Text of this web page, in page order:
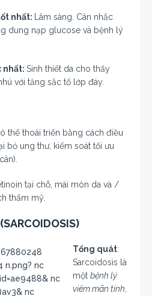
nhất:
Lâm sàng. Cân nhắc
dung nạp glucose và bệnh lý
nhất: Sinh thiết da cho thấy
với tăng sắc tố lớp đáy.
thể thoái triển bằng cách điều
bỏ ung thư, kiểm soát tối ưu
tại chỗ, mài mòn da và /
thẩm mỹ.
Tổng quát:
Sarcoidosis là
một bệnh lý
viêm mãn tính